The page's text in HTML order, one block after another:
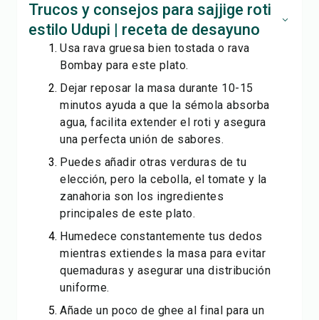
Trucos y consejos para sajjige roti
estilo Udupi | receta de desayuno
Usa rava gruesa bien tostada o rava
Bombay para este plato.
Dejar reposar la masa durante 10-15
minutos ayuda a que la sémola absorba
agua, facilita extender el roti y asegura
una perfecta unión de sabores.
Puedes añadir otras verduras de tu
elección, pero la cebolla, el tomate y la
zanahoria son los ingredientes
principales de este plato.
Humedece constantemente tus dedos
mientras extiendes la masa para evitar
quemaduras y asegurar una distribución
uniforme.
Añade un poco de ghee al final para un